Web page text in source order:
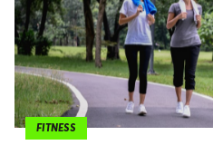
FITNESS